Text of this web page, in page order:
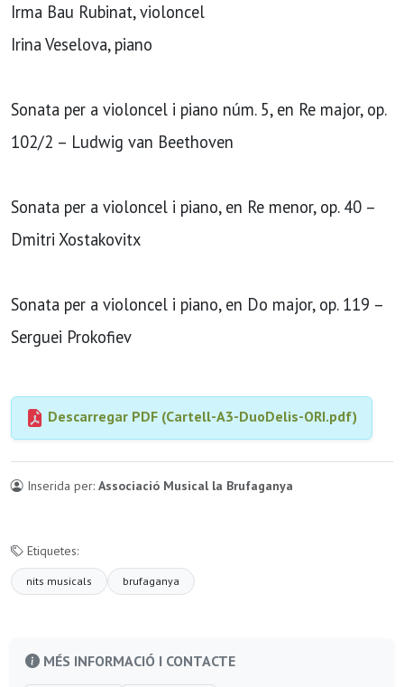
Irma Bau Rubinat, violoncel
Irina Veselova, piano
Sonata per a violoncel i piano núm. 5, en Re major, op.
102/2 – Ludwig van Beethoven
Sonata per a violoncel i piano, en Re menor, op. 40 –
Dmitri Xostakovitx
Sonata per a violoncel i piano, en Do major, op. 119 –
Serguei Prokofiev
Descarregar PDF (Cartell-A3-DuoDelis-ORI.pdf)
Inserida per: Associació Musical la Brufaganya
Etiquetes:
nits musicals brufaganya
MÉS INFORMACIÓ I CONTACTE